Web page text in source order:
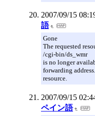
2007/09/15
語
Gone
The requested
/cgi-bin/ds_wmr
is no longer
forwarding
resource.
2007/09/15
ペイン語